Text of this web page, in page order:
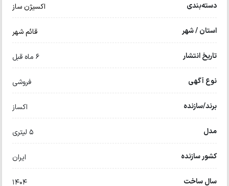
دسته‌بندی اکسیژن ساز
استان / شهر قائم شهر
تاریخ انتشار 6 ماه قبل
نوع آگهی فروشی
برند/سازنده اکساز
مدل ۵ لیتری
کشور سازنده ایران
سال ساخت ۱۴۰۴